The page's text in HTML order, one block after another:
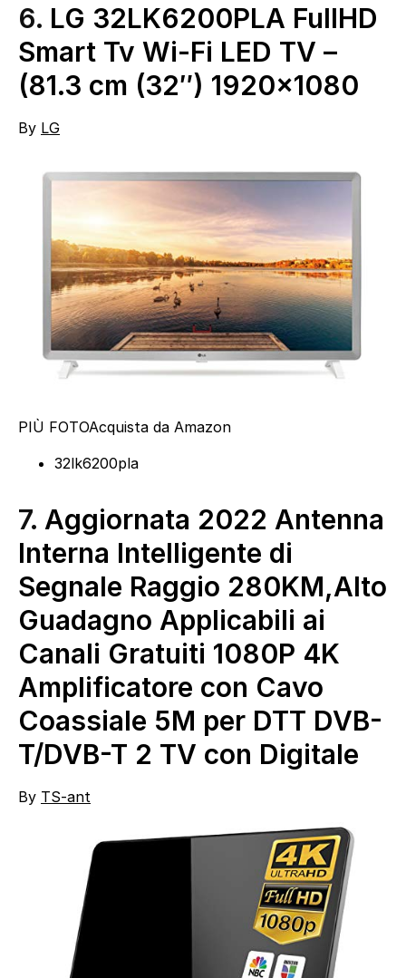
6. LG 32LK6200PLA FullHD
Smart Tv Wi-Fi LED TV –
(81.3 cm (32″) 1920×1080
By LG
PIÙ FOTOAcquista da Amazon
32lk6200pla
7. Aggiornata 2022 Antenna
Interna Intelligente di
Segnale Raggio 280KM,Alto
Guadagno Applicabili ai
Canali Gratuiti 1080P 4K
Amplificatore con Cavo
Coassiale 5M per DTT DVB-
T/DVB-T 2 TV con Digitale
By TS-ant